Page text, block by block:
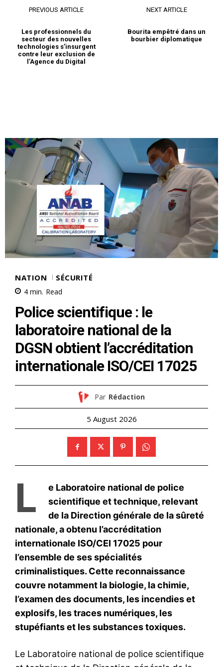
le1.ma
l'intelligence de
l'information
S'ABONNER MAINTENANT
Insight Publications
À propos
PREVIOUS ARTICLE
Les professionnels du
secteur des nouvelles
technologies s’insurgent
contre leur exclusion de
l’Agence du Digital
NEXT ARTICLE
Bourita empêtré dans un
bourbier diplomatique